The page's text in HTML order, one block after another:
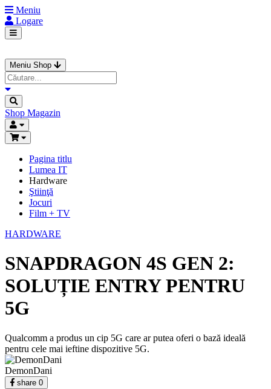
Meniu
Logare
Meniu Shop
Shop Magazin
Pagina titlu
Lumea IT
Hardware
Ştiinţă
Jocuri
Film + TV
HARDWARE
SNAPDRAGON 4S GEN 2:
SOLUȚIE ENTRY PENTRU
5G
Qualcomm a produs un cip 5G care ar putea oferi o bază ideală
pentru cele mai ieftine dispozitive 5G.
DemonDani
share 0